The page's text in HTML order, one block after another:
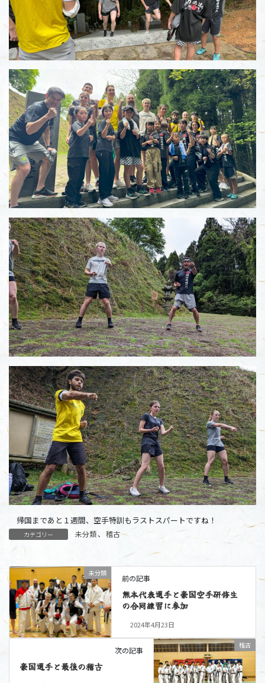
帰国まであと１週間、空手特訓もラストスパートですね！
カテゴリー 未分類、 稽古
未分類
前の記事
熊本代表選手と豪国空手研修生
の合同練習に参加
2024年4月23日
稽古
次の記事
豪国選手と最後の稽古